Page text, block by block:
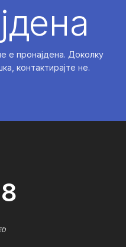
е пронајдена. Доколку
контактирајте не.